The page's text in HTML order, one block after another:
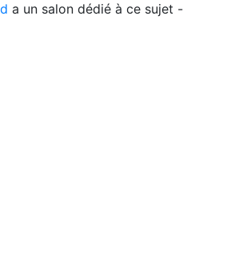
a un salon dédié à ce sujet -